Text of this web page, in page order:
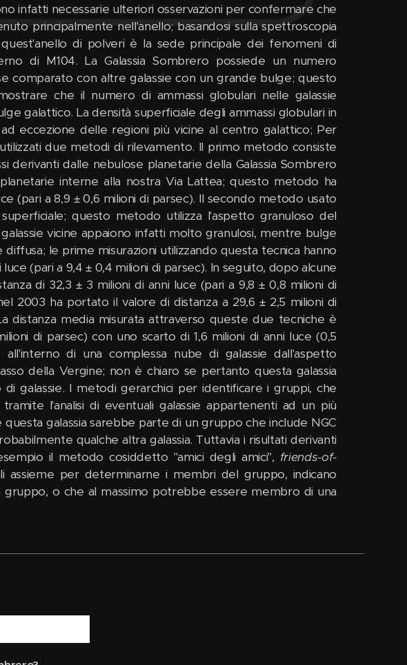
infatti necessarie ulteriori osservazioni per confermare che
principalmente nell'anello; basandosi sulla spettroscopia
di polveri è la sede principale dei fenomeni di
di M104. La Galassia Sombrero possiede un numero
comparato con altre galassie con un grande bulge; questo
che il numero di ammassi globulari nelle galassie
galattico. La densità superficiale degli ammassi globulari in
eccezione delle regioni più vicine al centro galattico; Per
due metodi di rilevamento. Il primo metodo consiste
derivanti dalle nebulose planetarie della Galassia Sombrero
interne alla nostra Via Lattea; questo metodo ha
(pari a 8,9 ± 0,6 milioni di parsec). Il secondo metodo usato
questo metodo utilizza l'aspetto granuloso del
vicine appaiono infatti molto granulosi, mentre bulge
le prime misurazioni utilizzando questa tecnica hanno
(pari a 9,4 ± 0,4 milioni di parsec). In seguito, dopo alcune
di 32,3 ± 3 milioni di anni luce (pari a 9,8 ± 0,8 milioni di
2003 ha portato il valore di distanza a 29,6 ± 2,5 milioni di
distanza media misurata attraverso queste due tecniche è
di parsec) con uno scarto di 1,6 milioni di anni luce (0,5
di una complessa nube di galassie dall'aspetto
della Vergine; non è chiaro se pertanto questa galassia
galassie. I metodi gerarchici per identificare i gruppi, che
l'analisi di eventuali galassie appartenenti ad un più
galassia sarebbe parte di un gruppo che include NGC
qualche altra galassia. Tuttavia i risultati derivanti
il metodo cosiddetto "amici degli amici", friends-of-
assieme per determinarne i membri del gruppo, indicano
gruppo, o che al massimo potrebbe essere membro di una